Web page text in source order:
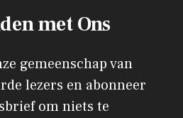
met Ons
gemeenschap van
lezers en abonneer
om niets te